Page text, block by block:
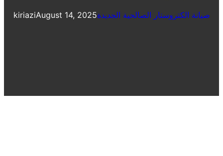
kiriaziAugust 14, 2025صيانة الكتروستار الصالحية الجديدة